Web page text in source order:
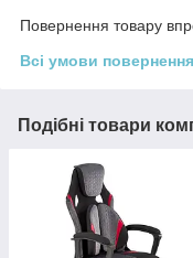
Повернення товару
Всі умови повернення
Подібні товари